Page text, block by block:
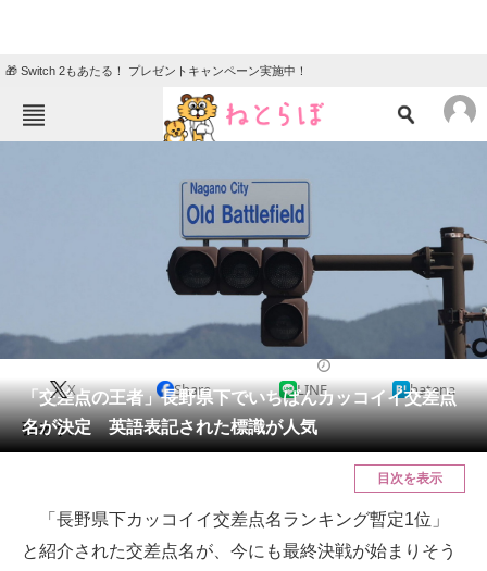
🎁 Switch 2もあたる！ プレゼントキャンペーン実施中！
ニュース
クイズ
地域
教育・育児
リサーチ
会員記事
メディア
「交差点の王者」長野県下でいちばんカッコイイ交差点
名が決定 英語表記された標識が人気
X Share LINE hatena
強そう。
目次を表示
「長野県下カッコイイ交差点名ランキング暫定1位」
と紹介された交差点名が、今にも最終決戦が始まりそう